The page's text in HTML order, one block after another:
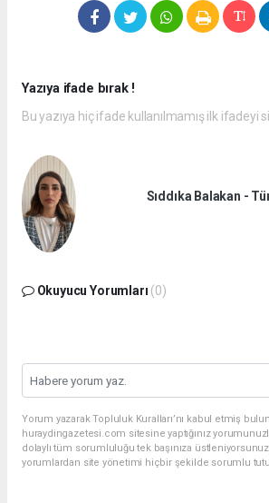
Yazıya ifade bırak !
Bu yazıya hiç ifade kullanılmamış ilk ifadeyi
Sıddıka Balakan -
Okuyucu Yorumları (0)
Yorum yazarak Topluluk Kuralları’nı kabul etmiş
huraydingazetesi.com sitesine yaptığınız
dolaylı tüm sorumluluğu tek başınıza
yorumlardan site yönetimi hiçbir şekilde sorumlu